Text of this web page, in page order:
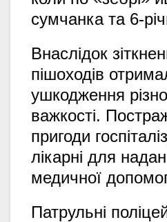
сумчанка та 6-
Внаслідок
пішоходів
ушкодження
важкості.
пригоди
лікарні для
медичної
Патрульні